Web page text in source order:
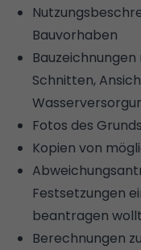
Bauvorhaben
Schnitten,
Fotos des
Kopien von
Festsetzungen
beantragen wollt
Berechnungen